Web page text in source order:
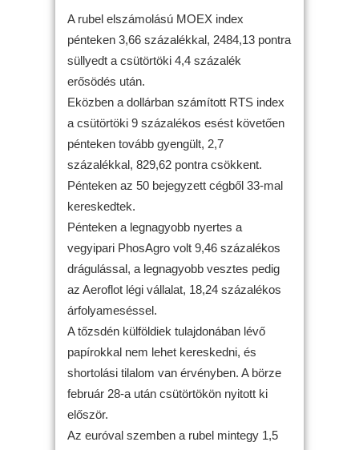
A rubel elszámolású MOEX index
pénteken 3,66 százalékkal, 2484,13 pontra
süllyedt a csütörtöki 4,4 százalék
erősödés után.
Eközben a dollárban számított RTS index
a csütörtöki 9 százalékos esést követően
pénteken tovább gyengült, 2,7
százalékkal, 829,62 pontra csökkent.
Pénteken az 50 bejegyzett cégből 33-mal
kereskedtek.
Pénteken a legnagyobb nyertes a
vegyipari PhosAgro volt 9,46 százalékos
drágulással, a legnagyobb vesztes pedig
az Aeroflot légi vállalat, 18,24 százalékos
árfolyameséssel.
A tőzsdén külföldiek tulajdonában lévő
papírokkal nem lehet kereskedni, és
shortolási tilalom van érvényben. A börze
február 28-a után csütörtökön nyitott ki
először.
Az euróval szemben a rubel mintegy 1,5